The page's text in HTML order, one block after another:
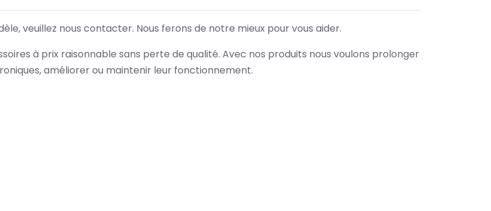
veuillez nous contacter. Nous ferons de notre mieux pour vous aider.
à prix raisonnable sans perte de qualité. Avec nos produits nous voulons prolonger
améliorer ou maintenir leur fonctionnement.